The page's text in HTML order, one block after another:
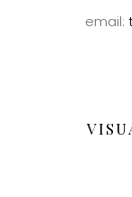
email: